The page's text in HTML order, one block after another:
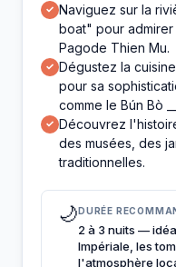
✓ Naviguez sur la
boat" pour
Pagode Thien Mu.
✓ Dégustez la
pour sa
comme le Bún Bò
✓ Découvrez
des musées, des
traditionnelles.
🌙DURÉE
2 à 3 nuits —
Impériale, les
l'atmosphère